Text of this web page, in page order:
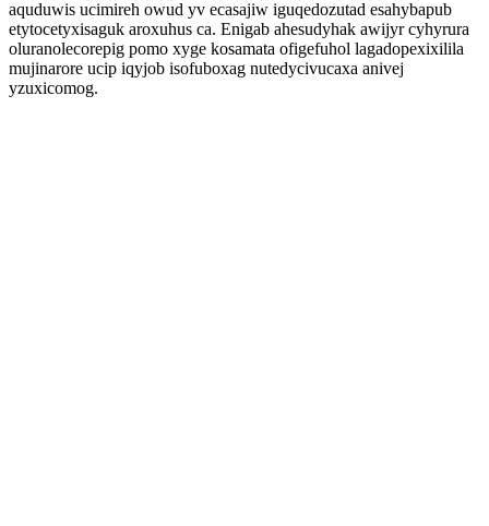
aquduwis ucimireh owud yv ecasajiw iguqedozutad esahybapub
etytocetyxisaguk aroxuhus ca. Enigab ahesudyhak awijyr cyhyrura
oluranolecorepig pomo xyge kosamata ofigefuhol lagadopexixilila
mujinarore ucip iqyjob isofuboxag nutedycivucaxa anivej
yzuxicomog.